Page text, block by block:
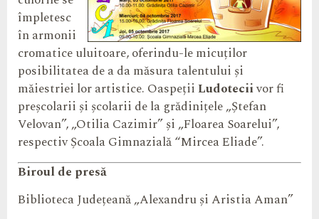
împletesc
în armonii
cromatice uluitoare, oferindu-le micuților
posibilitatea de a da măsura talentului și
măiestriei lor artistice. OaspețiiLudoteciivor fi
preșcolarii și școlarii de la grădinițele „Ștefan
Velovan”, „Otilia Cazimir” și „Floarea Soarelui”,
respectiv Școala Gimnazială “Mircea Eliade”.
Biroul de presă
Biblioteca Județeană „Alexandru și Aristia Aman”